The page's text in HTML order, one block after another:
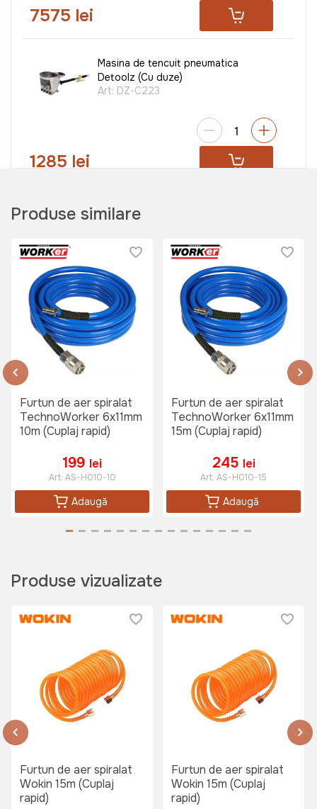
7575 lei
Masina de tencuit pneumatica
Detoolz (Cu duze)
Art: DZ-C223
1285 lei
TechnoWorker WG-01
149 lei
Regulator de presiune compresor
145 lei
Compresor de aer 24L 150W
TechnoWorker+Kit Accesorii aer
comprimat TechnoWorker ATK-01
Art: VOR57907
350W
Art:DZ-SE122
Pistol pentru umflat TechnoWorker
TG 14 (Afisaj digital)
Produse similare
Furtun de aer spiralat
TechnoWorker 6x11mm
10m (Cuplaj rapid)
199 lei
Art: AS-H010-10
Adaugă
Furtun de aer spiralat
TechnoWorker 6x11mm
15m (Cuplaj rapid)
245 lei
Art: AS-H010-15
Adaugă
Produse vizualizate
Furtun de aer spiralat
Wokin 15m (Cuplaj
rapid)
Furtun de aer spiralat
Wokin 15m (Cuplaj
rapid)